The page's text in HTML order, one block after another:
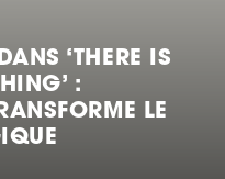
‘THERE IS
:
LE